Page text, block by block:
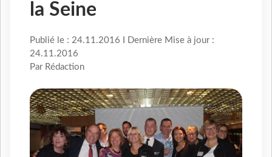
la Seine
Publié le : 24.11.2016 I Dernière Mise à jour :
24.11.2016
Par Rédaction